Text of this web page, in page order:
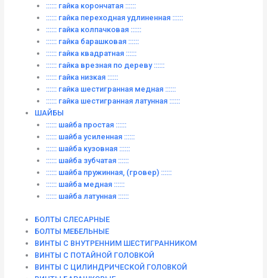
:::::: гайка корончатая ::::::
:::::: гайка переходная удлиненная ::::::
:::::: гайка колпачковая ::::::
:::::: гайка барашковая ::::::
:::::: гайка квадратная ::::::
:::::: гайка врезная по дереву ::::::
:::::: гайка низкая ::::::
:::::: гайка шестигранная медная ::::::
:::::: гайка шестигранная латунная ::::::
ШАЙБЫ
:::::: шайба простая ::::::
:::::: шайба усиленная ::::::
:::::: шайба кузовная ::::::
:::::: шайба зубчатая ::::::
:::::: шайба пружинная, (гровер) ::::::
:::::: шайба медная ::::::
:::::: шайба латунная ::::::
БОЛТЫ СЛЕСАРНЫЕ
БОЛТЫ МЕБЕЛЬНЫЕ
ВИНТЫ С ВНУТРЕННИМ ШЕСТИГРАННИКОМ
ВИНТЫ С ПОТАЙНОЙ ГОЛОВКОЙ
ВИНТЫ С ЦИЛИНДРИЧЕСКОЙ ГОЛОВКОЙ